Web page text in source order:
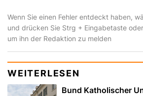
Wenn Sie einen Fehler entdeckt haben,
und drücken Sie Strg + Eingabetaste oder
um ihn der Redaktion zu melden
WEITERLESEN
Bund Katholischer